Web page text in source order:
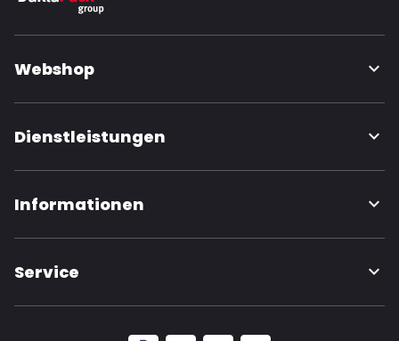
Webshop
Dienstleistungen
Informationen
Service